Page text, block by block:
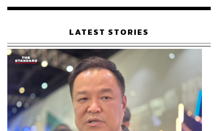
ผ่านแอปพลิเคชันต่างๆ ที่คุณสะดวกหรือใช้งานอยู่แล้วได้เลย
TAGS: ภาพยนตร์ Avatar
James Cameron
Avatar: The Way of Water
เรือนไทยที่ถูกซุกไว้
LATEST STORIES